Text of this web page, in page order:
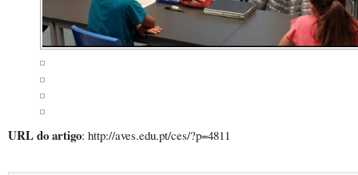
URL do artigo: http://aves.edu.pt/ces/?p=4811